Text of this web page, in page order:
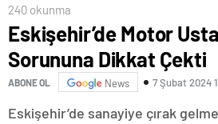
240 okunma
Eskişehir’de Motor
Sorununa Dikkat Çekti
ABONE OL News 7 Şubat 2024
Eskişehir’de sanayiye çırak